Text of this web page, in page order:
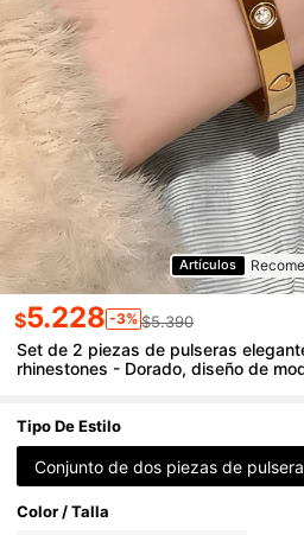
Artículos
$5.228 -3% $5.390
Set de 2 piezas de pulseras
rhinestones - Dorado, diseño de
casual, formal, de fiesta,
Tipo De Estilo
Conjunto de dos piezas de
Color / Talla